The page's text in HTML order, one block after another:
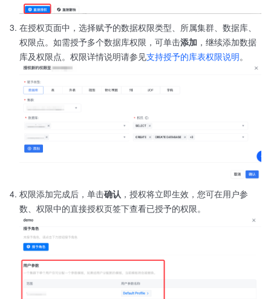
在授权页面中，选择赋予的数据权限类型、所属集群、数据库、
权限点。如需授予多个数据库权限，可单击添加 ，继续添加数据
库及权限点。权限详情说明请参见支持授予的库表权限说明。
权限添加完成后，单击确认 ，授权将立即生效，您可在用户参
数、权限中的直接授权页签下查看已授予的权限。